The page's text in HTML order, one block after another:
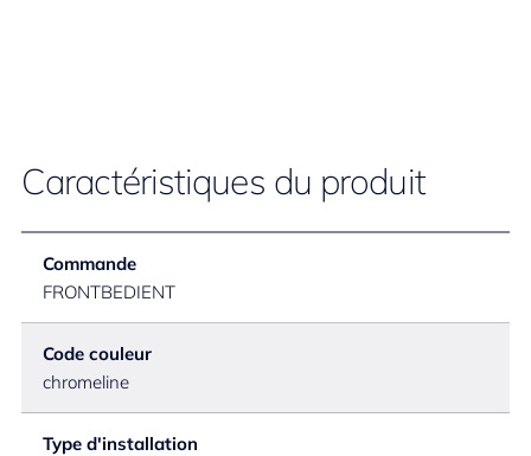
Caractéristiques du produit
Commande
FRONTBEDIENT
Code couleur
chromeline
Type d'installation